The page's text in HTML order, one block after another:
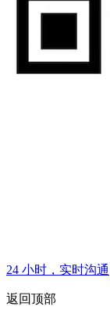
24 小时，实时沟通
返回顶部